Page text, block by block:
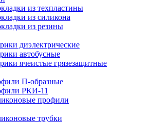
из техпластины
из силикона
из резины
диэлектрические
автобусные
ячеистые грязезащитные
П-образные
РКИ-11
профили
трубки